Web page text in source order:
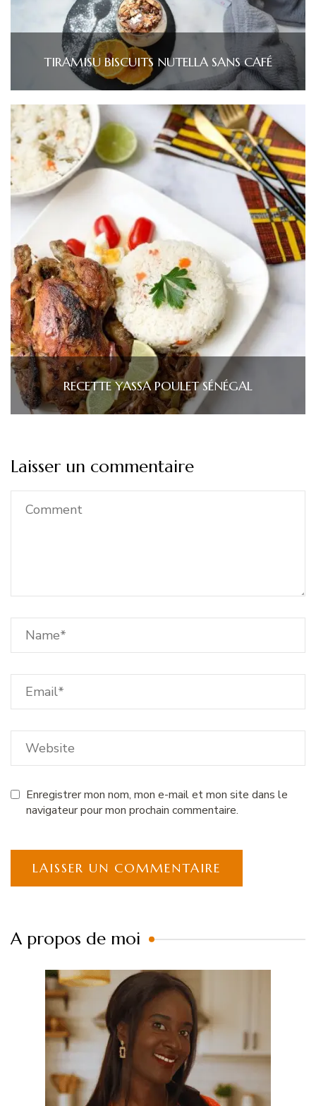
TIRAMISU BISCUITS NUTELLA SANS CAFÉ
RECETTE YASSA POULET SÉNÉGAL
Laisser un commentaire
Enregistrer mon nom, mon e-mail et mon site dans le
navigateur pour mon prochain commentaire.
A propos de moi